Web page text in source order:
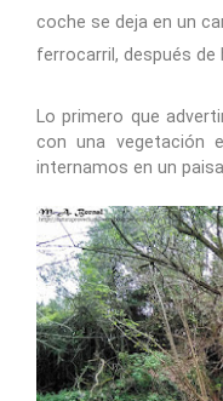
coche se deja en un
ferrocarril, después de
Lo primero que
con una vegetación
internamos en un